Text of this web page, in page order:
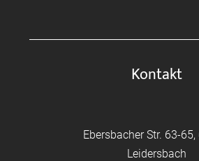
Kontakt
Ebersbacher Str. 63-
Leidersbach